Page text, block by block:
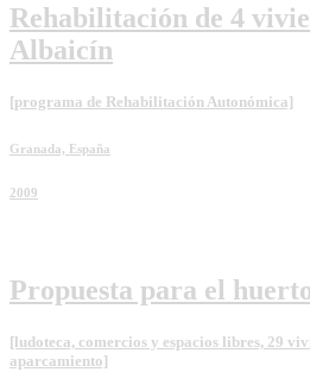
Rehabilitación de 4
Albaicín
[programa de Rehabilitación Autonómica]
Granada, España
2009
Propuesta para el
[ludoteca, comercios y espacios libres, 29
aparcamiento]